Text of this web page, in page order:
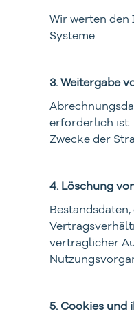
Wir werten den
Systeme.
3. Weitergabe
erforderlich ist.
Zwecke der
4. Löschung
vertraglicher
5. Cookies und